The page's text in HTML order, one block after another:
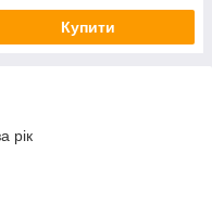
Купити
рік